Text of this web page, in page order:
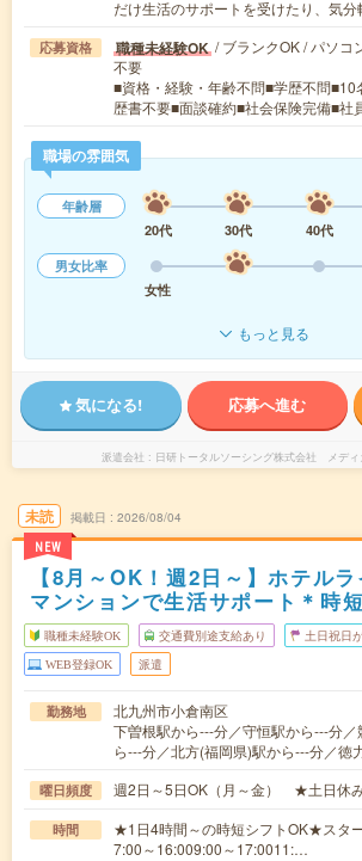
だけ生活のサポートを受けたり、気
応募資格 職種未経験OK / ブランクOK / パソコ
不要
■資格・経験・年齢不問■学歴不問■10
歴書不要■面談確約■社会保険完備■
職場の雰囲気
年齢層
20代
30代 40代
男女比率
女性
もっと見る
気になる! 応募へ進む
派遣会社 日研トータルソーシング株式会社 メディ
未読
NEW
掲載日 2026/08/04
【8月～OK！週2日～】ホテル
マンションで生活サポート＊時
職種未経験OK 交通費別途支給あり 土日祝日
WEB登録OK 派遣
勤務地
北九州市小倉南区
下曽根駅から---分／守恒駅から---分
ら---分／北方(福岡県)駅から---分／徳
曜日頻度 週2日～5日OK（月～金） ★土日休
時間
★1日4時間～の時短シフトOK★スタ
7:00～16:009:00～17:0011:…